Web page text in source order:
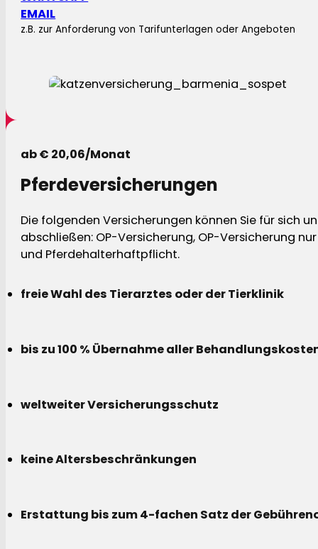
EMAIL
z.B. zur Anforderung von Tarifunterlagen oder Angeboten
ab € 20,06/Monat
Pferdeversicherungen
Die folgenden Versicherungen können Sie für sich
abschließen: OP-Versicherung, OP-Versicherung
und Pferdehalterhaftpflicht.
freie Wahl des Tierarztes oder der Tierklinik
bis zu 100 % Übernahme aller
weltweiter Versicherungsschutz
keine Altersbeschränkungen
Erstattung bis zum 4-fachen Satz der